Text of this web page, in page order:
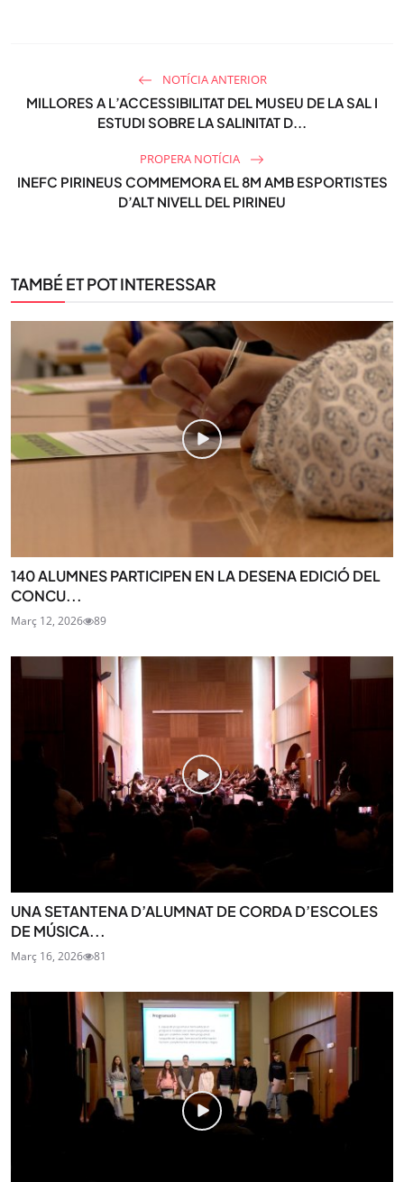
NOTÍCIA ANTERIOR
MILLORES A L’ACCESSIBILITAT DEL MUSEU DE LA SAL I
ESTUDI SOBRE LA SALINITAT D...
PROPERA NOTÍCIA
INEFC PIRINEUS COMMEMORA EL 8M AMB ESPORTISTES
D’ALT NIVELL DEL PIRINEU
TAMBÉ ET POT INTERESSAR
140 ALUMNES PARTICIPEN EN LA DESENA EDICIÓ DEL
CONCU...
Març 12, 2026 89
UNA SETANTENA D’ALUMNAT DE CORDA D’ESCOLES
DE MÚSICA...
Març 16, 2026 81